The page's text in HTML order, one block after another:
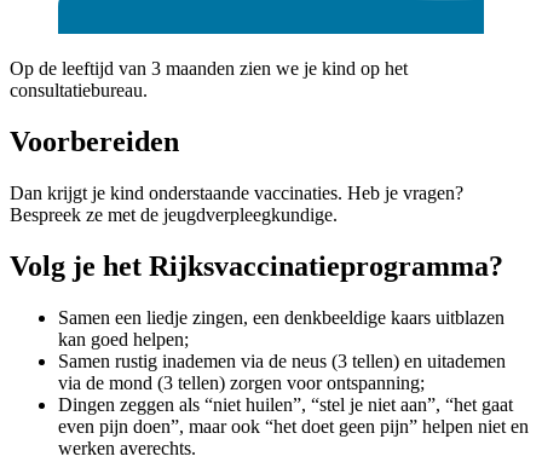
Op de leeftijd van 3 maanden zien we je kind op het
consultatiebureau.
Voorbereiden
Dan krijgt je kind onderstaande vaccinaties. Heb je vragen?
Bespreek ze met de jeugdverpleegkundige.
Volg je het Rijksvaccinatieprogramma?
Samen een liedje zingen, een denkbeeldige kaars uitblazen
kan goed helpen;
Samen rustig inademen via de neus (3 tellen) en uitademen
via de mond (3 tellen) zorgen voor ontspanning;
Dingen zeggen als “niet huilen”, “stel je niet aan”, “het gaat
even pijn doen”, maar ook “het doet geen pijn” helpen niet en
werken averechts.